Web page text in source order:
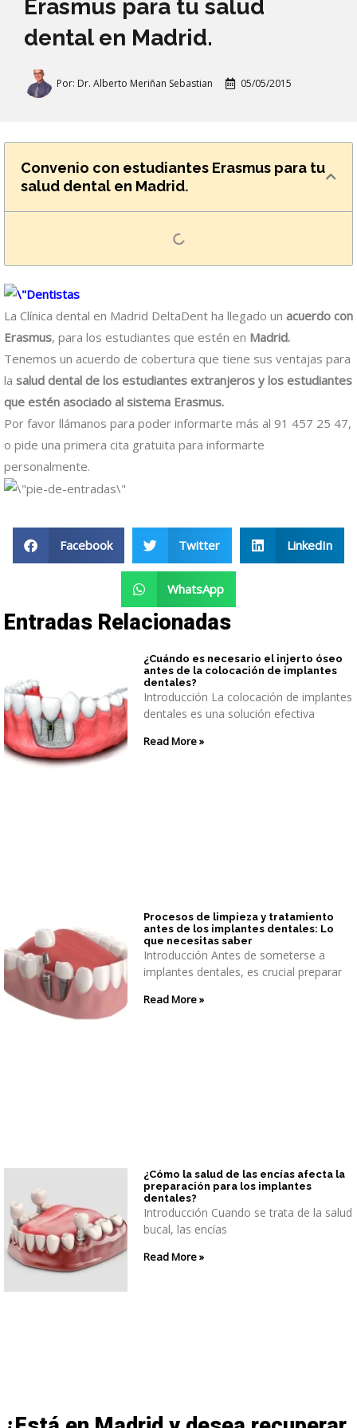
Erasmus para tu salud
dental en Madrid.
Por: Dr. Alberto Meriñan Sebastian 05/05/2015
Convenio con estudiantes Erasmus para tu
salud dental en Madrid.
La Clínica dental en Madrid DeltaDent ha llegado un acuerdo con
Erasmus, para los estudiantes que estén en Madrid.
Tenemos un acuerdo de cobertura que tiene sus ventajas para
la salud dental de los estudiantes extranjeros y los estudiantes
que estén asociado al sistema Erasmus.
Por favor llámanos para poder informarte más al 91 457 25 47,
o pide una primera cita gratuita para informarte
personalmente.
Facebook Twitter LinkedIn
WhatsApp
Entradas Relacionadas
¿Cuándo es necesario el injerto óseo
antes de la colocación de implantes
dentales?
Introducción La colocación de implantes
dentales es una solución efectiva
Read More »
Procesos de limpieza y tratamiento
antes de los implantes dentales: Lo
que necesitas saber
Introducción Antes de someterse a
implantes dentales, es crucial preparar
Read More »
¿Cómo la salud de las encías afecta la
preparación para los implantes
dentales?
Introducción Cuando se trata de la salud
bucal, las encías
Read More »